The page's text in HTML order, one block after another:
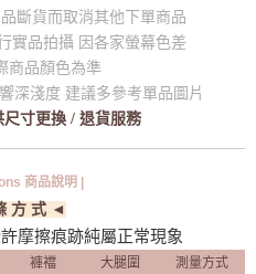
斷貨而取消其他下單商品
實品拍攝 因各家螢幕色差
商品顏色為準
深淺度 建議多參考單品圖片
尺寸更換 / 退貨服務
商品說明 |
方 式 ◄
摩擦痕跡純屬正常現象
褲襠 大腿圍
測量方式